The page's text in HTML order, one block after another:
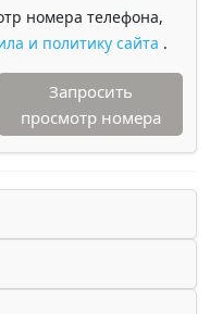
номера телефона,
и политику сайта .
Запросить
просмотр номера